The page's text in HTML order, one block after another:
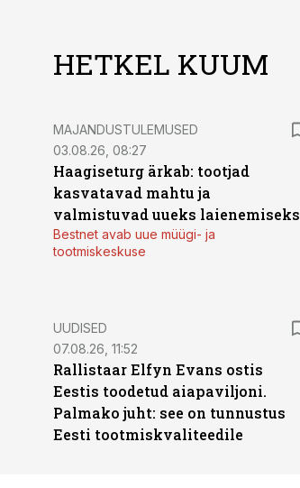
HETKEL KUUM
MAJANDUSTULEMUSED
03.08.26, 08:27
Haagiseturg ärkab: tootjad
kasvatavad mahtu ja
valmistuvad uueks laienemiseks
Bestnet avab uue müügi- ja
tootmiskeskuse
UUDISED
07.08.26, 11:52
Rallistaar Elfyn Evans ostis
Eestis toodetud aiapaviljoni.
Palmako juht: see on tunnustus
Eesti tootmiskvaliteedile